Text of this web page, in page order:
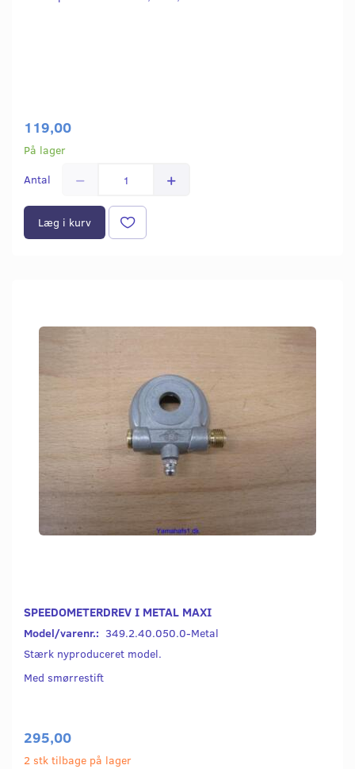
119,00
På lager
Antal
Læg i kurv
SPEEDOMETERDREV I METAL MAXI
Model/varenr.: 349.2.40.050.0-Metal
Stærk nyproduceret model.
Med smørrestift
295,00
2 stk tilbage på lager